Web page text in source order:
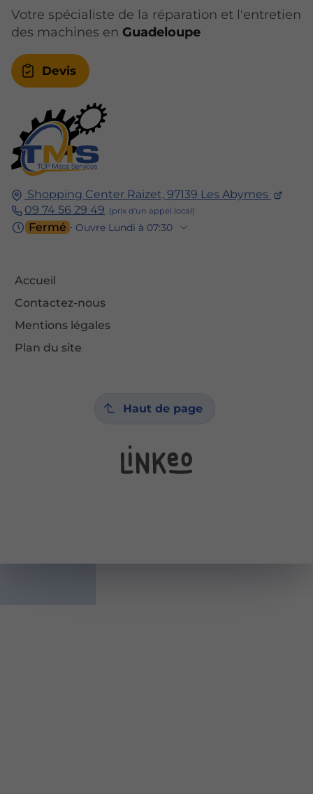
Shopping Center Raizet, 97139 Les Abymes
09 74 56 29 49
Fermé ⋅ Ouvre Lundi à 07:30
Accueil
Contactez-nous
Mentions légales
Plan du site
Votre spécialiste de la réparation et l'entretien
des machines en Guadeloupe
Devis
Haut de page